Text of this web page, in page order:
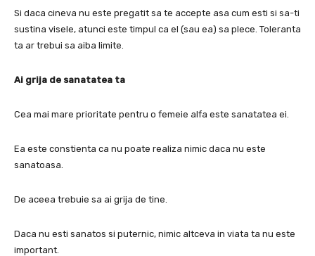
Si daca cineva nu este pregatit sa te accepte asa cum esti si sa-ti
sustina visele, atunci este timpul ca el (sau ea) sa plece. Toleranta
ta ar trebui sa aiba limite.
Ai grija de sanatatea ta
Cea mai mare prioritate pentru o femeie alfa este sanatatea ei.
Ea este constienta ca nu poate realiza nimic daca nu este
sanatoasa.
De aceea trebuie sa ai grija de tine.
Daca nu esti sanatos si puternic, nimic altceva in viata ta nu este
important.